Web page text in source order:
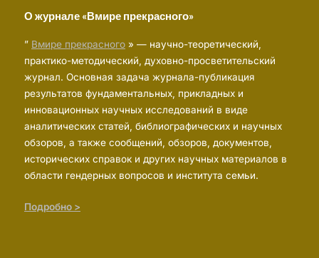
О журнале «Вмире прекрасного»
” Вмире прекрасного » — научно-теоретический,
практико-методический, духовно-просветительский
журнал. Основная задача журнала-публикация
результатов фундаментальных, прикладных и
инновационных научных исследований в виде
аналитических статей, библиографических и научных
обзоров, а также сообщений, обзоров, документов,
исторических справок и других научных материалов в
области гендерных вопросов и института семьи.
Подробно >